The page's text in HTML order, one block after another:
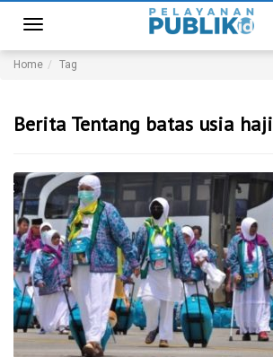
Toggle
navigation
Home Tag
Berita Tentang batas usia haji